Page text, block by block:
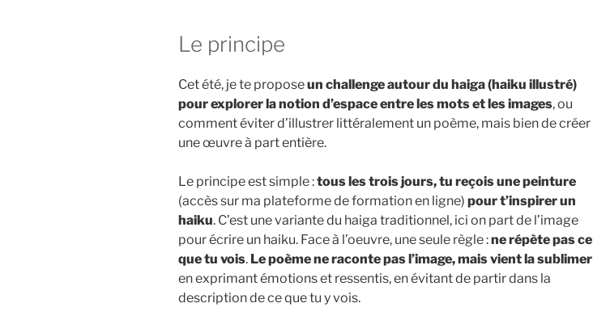
Le principe
Cet été, je te proposeun challenge autour du haiga (haiku illustré)
pour explorer la notion d’espace entre les mots et les images, ou
comment éviter d’illustrer littéralement un poème, mais bien de créer
une œuvre à part entière.
Le principe est simple :tous les trois jours, tu reçois une peinture
(accès sur ma plateforme de formation en ligne) pour t’inspirer un
haiku. C’est une variante du haiga traditionnel, ici on part de l’image
pour écrire un haiku. Face à l’oeuvre, une seule règle :ne répète pas ce
que tu vois. Le poème ne raconte pas l’image, maisvient la sublimer
en exprimant émotions et ressentis, en évitant de partir dans la
description de ce que tu y vois.